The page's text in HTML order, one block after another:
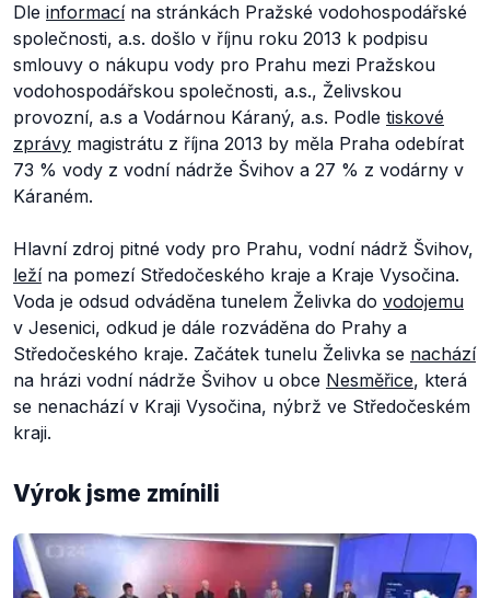
Dle informacína stránkách Pražské vodohospodářské
společnosti, a.s. došlo v říjnu roku 2013 k podpisu
smlouvy o nákupu vody pro Prahu mezi Pražskou
vodohospodářskou společnosti, a.s., Želivskou
provozní, a.s a Vodárnou Káraný, a.s. Podle tiskové
zprávy magistrátu z října 2013 by měla Praha odebírat
73 % vody z vodní nádrže Švihov a 27 % z vodárny v
Káraném.
Hlavní zdroj pitné vody pro Prahu, vodní nádrž Švihov,
ležína pomezí Středočeského kraje a Kraje Vysočina.
Voda je odsud odváděna tunelem Želivka do vodojemu
v Jesenici, odkud je dále rozváděna do Prahy a
Středočeského kraje. Začátek tunelu Želivka se nachází
na hrázi vodní nádrže Švihov u obce Nesměřice, která
se nenachází v Kraji Vysočina, nýbrž ve Středočeském
kraji.
Výrok jsme zmínili